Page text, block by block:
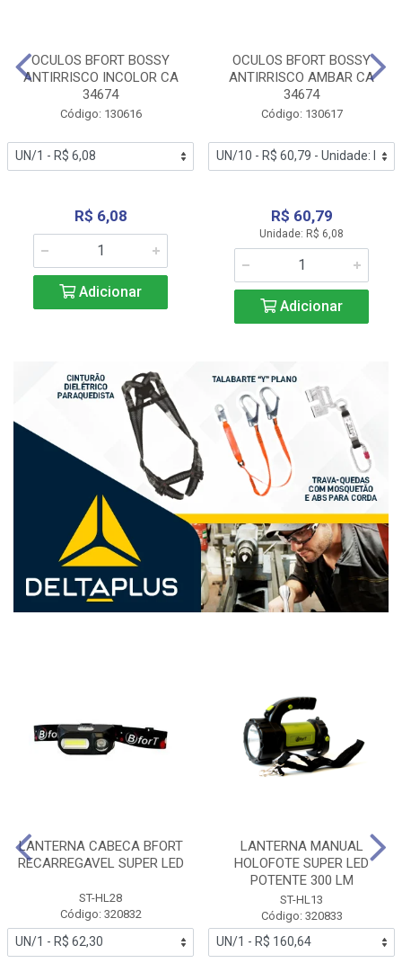
OCULOS BFORT BOSSY
ANTIRRISCO INCOLOR CA
34674
Código: 130616
R$ 6,08
Adicionar
OCULOS BFORT BOSSY
ANTIRRISCO AMBAR CA
34674
Código: 130617
R$ 60,79
Unidade: R$ 6,08
Adicionar
LANTERNA CABECA BFORT
RECARREGAVEL SUPER LED
ST-HL28
Código: 320832
LANTERNA MANUAL
HOLOFOTE SUPER LED
POTENTE 300 LM
ST-HL13
Código: 320833